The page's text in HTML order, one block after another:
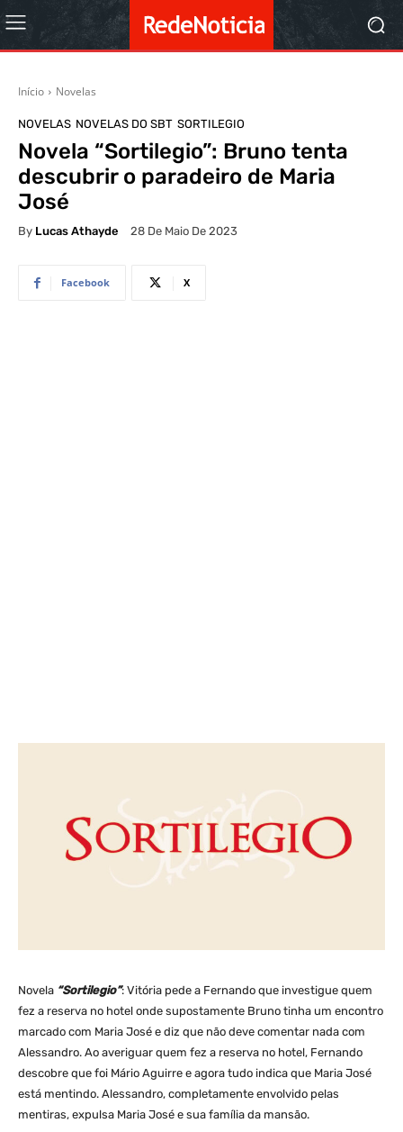
Início Novelas
NOVELAS NOVELAS DO SBT SORTILEGIO
Novela “Sortilegio”: Bruno tenta
descubrir o paradeiro de Maria
José
By Lucas Athayde 28 De Maio De 2023
Facebook X
Novela “Sortilegio”: Vitória pede a Fernando que investigue quem
fez a reserva no hotel onde supostamente Bruno tinha um encontro
marcado com Maria José e diz que não deve comentar nada com
Alessandro. Ao averiguar quem fez a reserva no hotel, Fernando
descobre que foi Mário Aguirre e agora tudo indica que Maria José
está mentindo. Alessandro, completamente envolvido pelas
mentiras, expulsa Maria José e sua família da mansão.